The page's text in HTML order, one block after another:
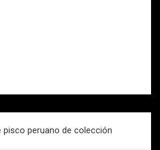
pisco peruano de colección